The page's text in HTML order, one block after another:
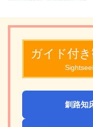
ガイド付
釧路知